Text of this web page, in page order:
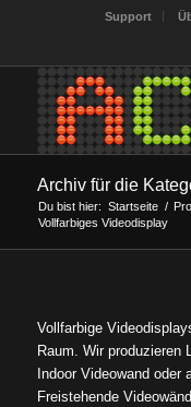
Support
Archiv für die
Du bist hier: Startseite /
Vollfarbiges Videodisplay
Vollfarbige
Raum. Wir produzieren
Indoor Videowand oder
Freistehende